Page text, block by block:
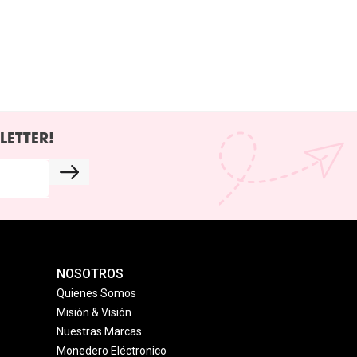
NOSOTROS
Quienes Somos
Misión & Visión
Nuestras Marcas
Monedero Eléctronico